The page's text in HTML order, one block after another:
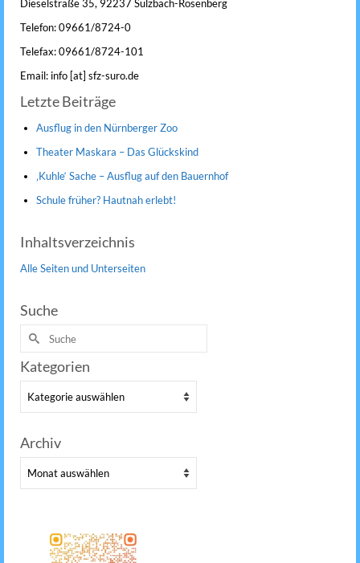
Dieselstraße 35, 92237 Sulzbach-Rosenberg
Telefon: 09661/8724-0
Telefax: 09661/8724-101
Email: info [at] sfz-suro.de
Letzte Beiträge
Ausflug in den Nürnberger Zoo
Theater Maskara – Das Glückskind
‚Kuhle‘ Sache – Ausflug auf den Bauernhof
Schule früher? Hautnah erlebt!
Inhaltsverzeichnis
Alle Seiten und Unterseiten
Suche
Suche
nach:
Kategorien
Kategorien
Archiv
Archiv